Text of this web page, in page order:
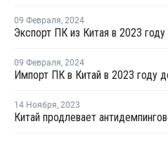
09 Февраля, 2024
09 Февраля, 2024
14 Ноября, 2023